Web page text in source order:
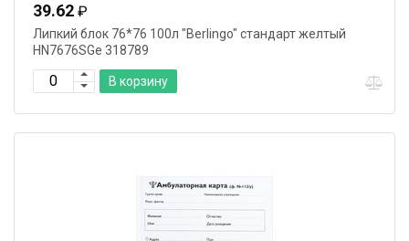
39.62 ₽
Липкий блок 76*76 100л "Berlingo" стандарт желтый
HN7676SGe 318789
В корзину